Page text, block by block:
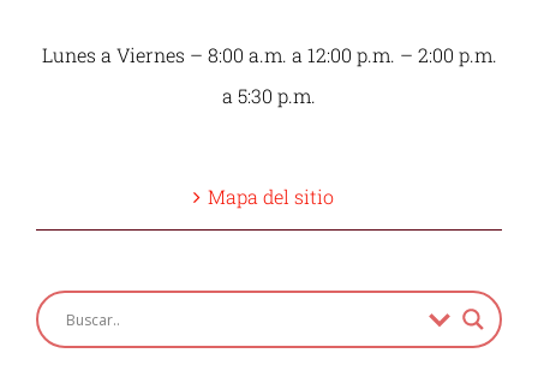
Lunes a Viernes – 8:00 a.m. a 12:00 p.m. – 2:00 p.m.
a 5:30 p.m.
Mapa del sitio